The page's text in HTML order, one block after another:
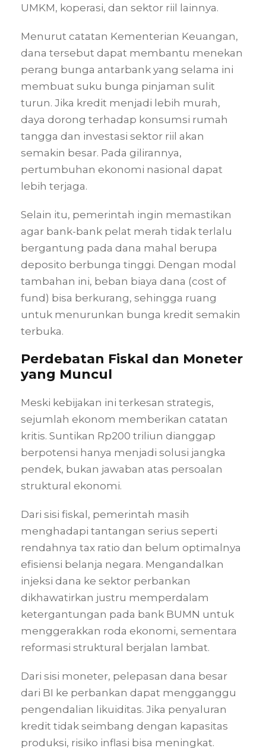
UMKM, koperasi, dan sektor riil lainnya.
Menurut catatan Kementerian Keuangan,
dana tersebut dapat membantu menekan
perang bunga antarbank yang selama ini
membuat suku bunga pinjaman sulit
turun. Jika kredit menjadi lebih murah,
daya dorong terhadap konsumsi rumah
tangga dan investasi sektor riil akan
semakin besar. Pada gilirannya,
pertumbuhan ekonomi nasional dapat
lebih terjaga.
Selain itu, pemerintah ingin memastikan
agar bank-bank pelat merah tidak terlalu
bergantung pada dana mahal berupa
deposito berbunga tinggi. Dengan modal
tambahan ini, beban biaya dana (cost of
fund) bisa berkurang, sehingga ruang
untuk menurunkan bunga kredit semakin
terbuka.
Perdebatan Fiskal dan Moneter
yang Muncul
Meski kebijakan ini terkesan strategis,
sejumlah ekonom memberikan catatan
kritis. Suntikan Rp200 triliun dianggap
berpotensi hanya menjadi solusi jangka
pendek, bukan jawaban atas persoalan
struktural ekonomi.
Dari sisi fiskal, pemerintah masih
menghadapi tantangan serius seperti
rendahnya tax ratio dan belum optimalnya
efisiensi belanja negara. Mengandalkan
injeksi dana ke sektor perbankan
dikhawatirkan justru memperdalam
ketergantungan pada bank BUMN untuk
menggerakkan roda ekonomi, sementara
reformasi struktural berjalan lambat.
Dari sisi moneter, pelepasan dana besar
dari BI ke perbankan dapat mengganggu
pengendalian likuiditas. Jika penyaluran
kredit tidak seimbang dengan kapasitas
produksi, risiko inflasi bisa meningkat.